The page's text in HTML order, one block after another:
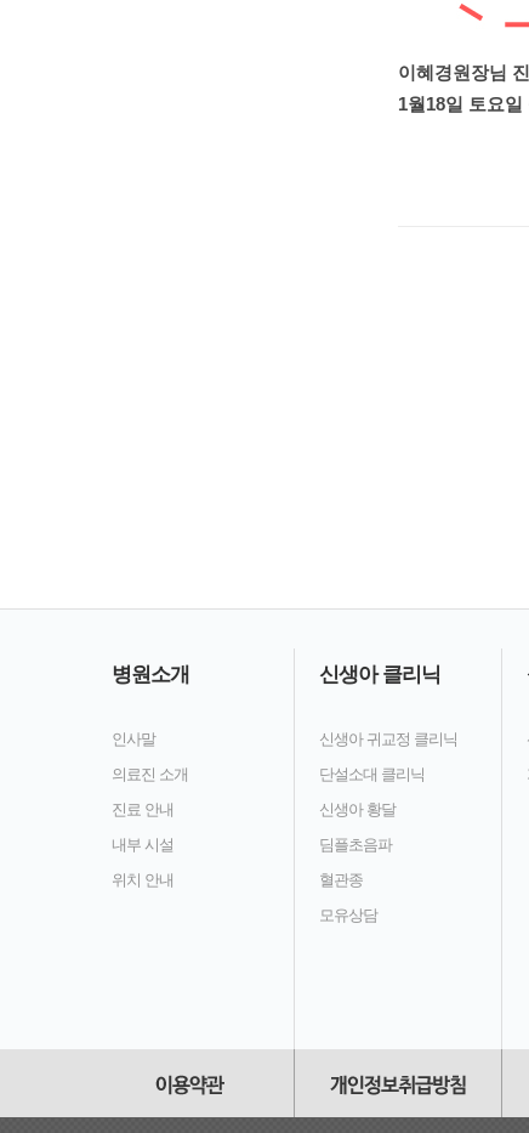
이혜경원장님
1월18일 토요
병원소개
인사말
의료진 소개
진료 안내
내부 시설
위치 안내
신생아 클리닉
신생아 귀교정 클리닉
단설소대 클리닉
신생아 황달
딤플초음파
혈관종
모유상담